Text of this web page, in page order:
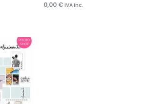
0,00 € IVA Inc.